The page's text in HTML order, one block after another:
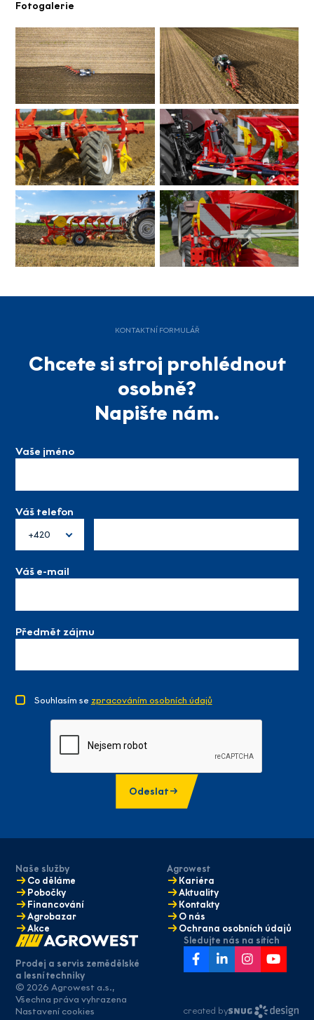
Fotogalerie
KONTAKTNÍ FORMULÁŘ
Chcete si stroj prohlédnout
osobně?
Napište nám.
Vaše jméno
Váš telefon
+420
Váš e-mail
Předmět zájmu
Souhlasím se zpracováním osobních údajů
Odeslat
Prodej a servis zemědělské
a lesní techniky
© 2026 Agrowest a.s.,
Všechna práva vyhrazena
Nastavení cookies
Naše služby
Co děláme
Pobočky
Financování
Agrobazar
Akce
Agrowest
Kariéra
Aktuality
Kontakty
O nás
Ochrana osobních údajů
Sledujte nás na sítích
created by
o naše služby?